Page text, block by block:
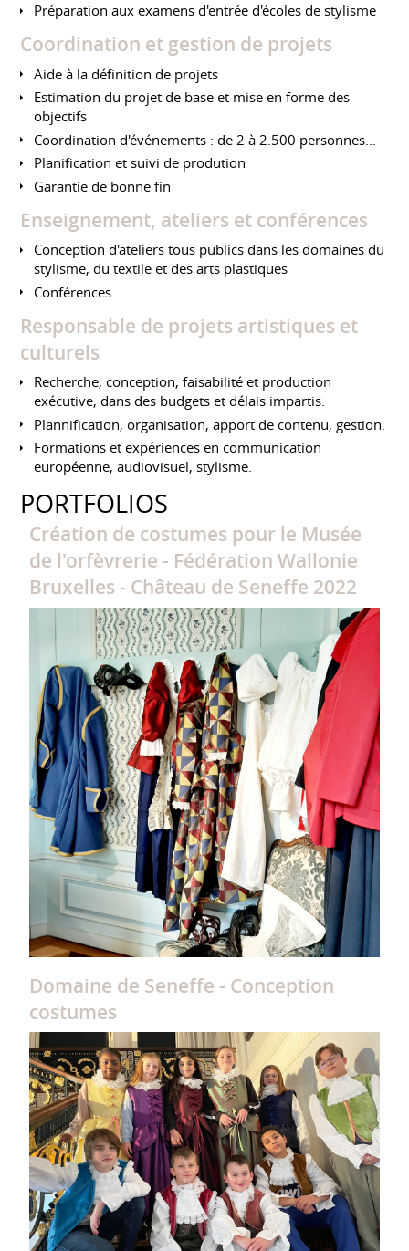
Préparation aux examens d'entrée d'écoles de stylisme
Coordination et gestion de projets
Aide à la définition de projets
Estimation du projet de base et mise en forme des
objectifs
Coordination d'événements : de 2 à 2.500 personnes...
Planification et suivi de prodution
Garantie de bonne fin
Enseignement, ateliers et conférences
Conception d'ateliers tous publics dans les domaines du
stylisme, du textile et des arts plastiques
Conférences
Responsable de projets artistiques et
culturels
Recherche, conception, faisabilité et production
exécutive, dans des budgets et délais impartis.
Plannification, organisation, apport de contenu, gestion.
Formations et expériences en communication
européenne, audiovisuel, stylisme.
PORTFOLIOS
Création de costumes pour le Musée
de l'orfèvrerie - Fédération Wallonie
Bruxelles - Château de Seneffe 2022
Domaine de Seneffe - Conception
costumes